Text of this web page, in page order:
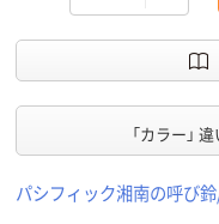
「カラー」
パシフィック湘南の呼び